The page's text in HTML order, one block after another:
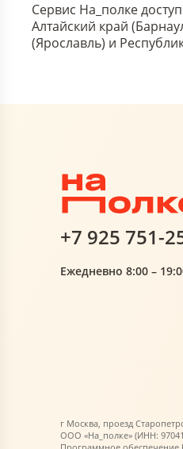
Сервис На_полке
Алтайский край
(Ярославль) и
+7 925 751-
Ежедневно 8:00 –
г Москва, проезд
ООО «На_полке» (ИНН: